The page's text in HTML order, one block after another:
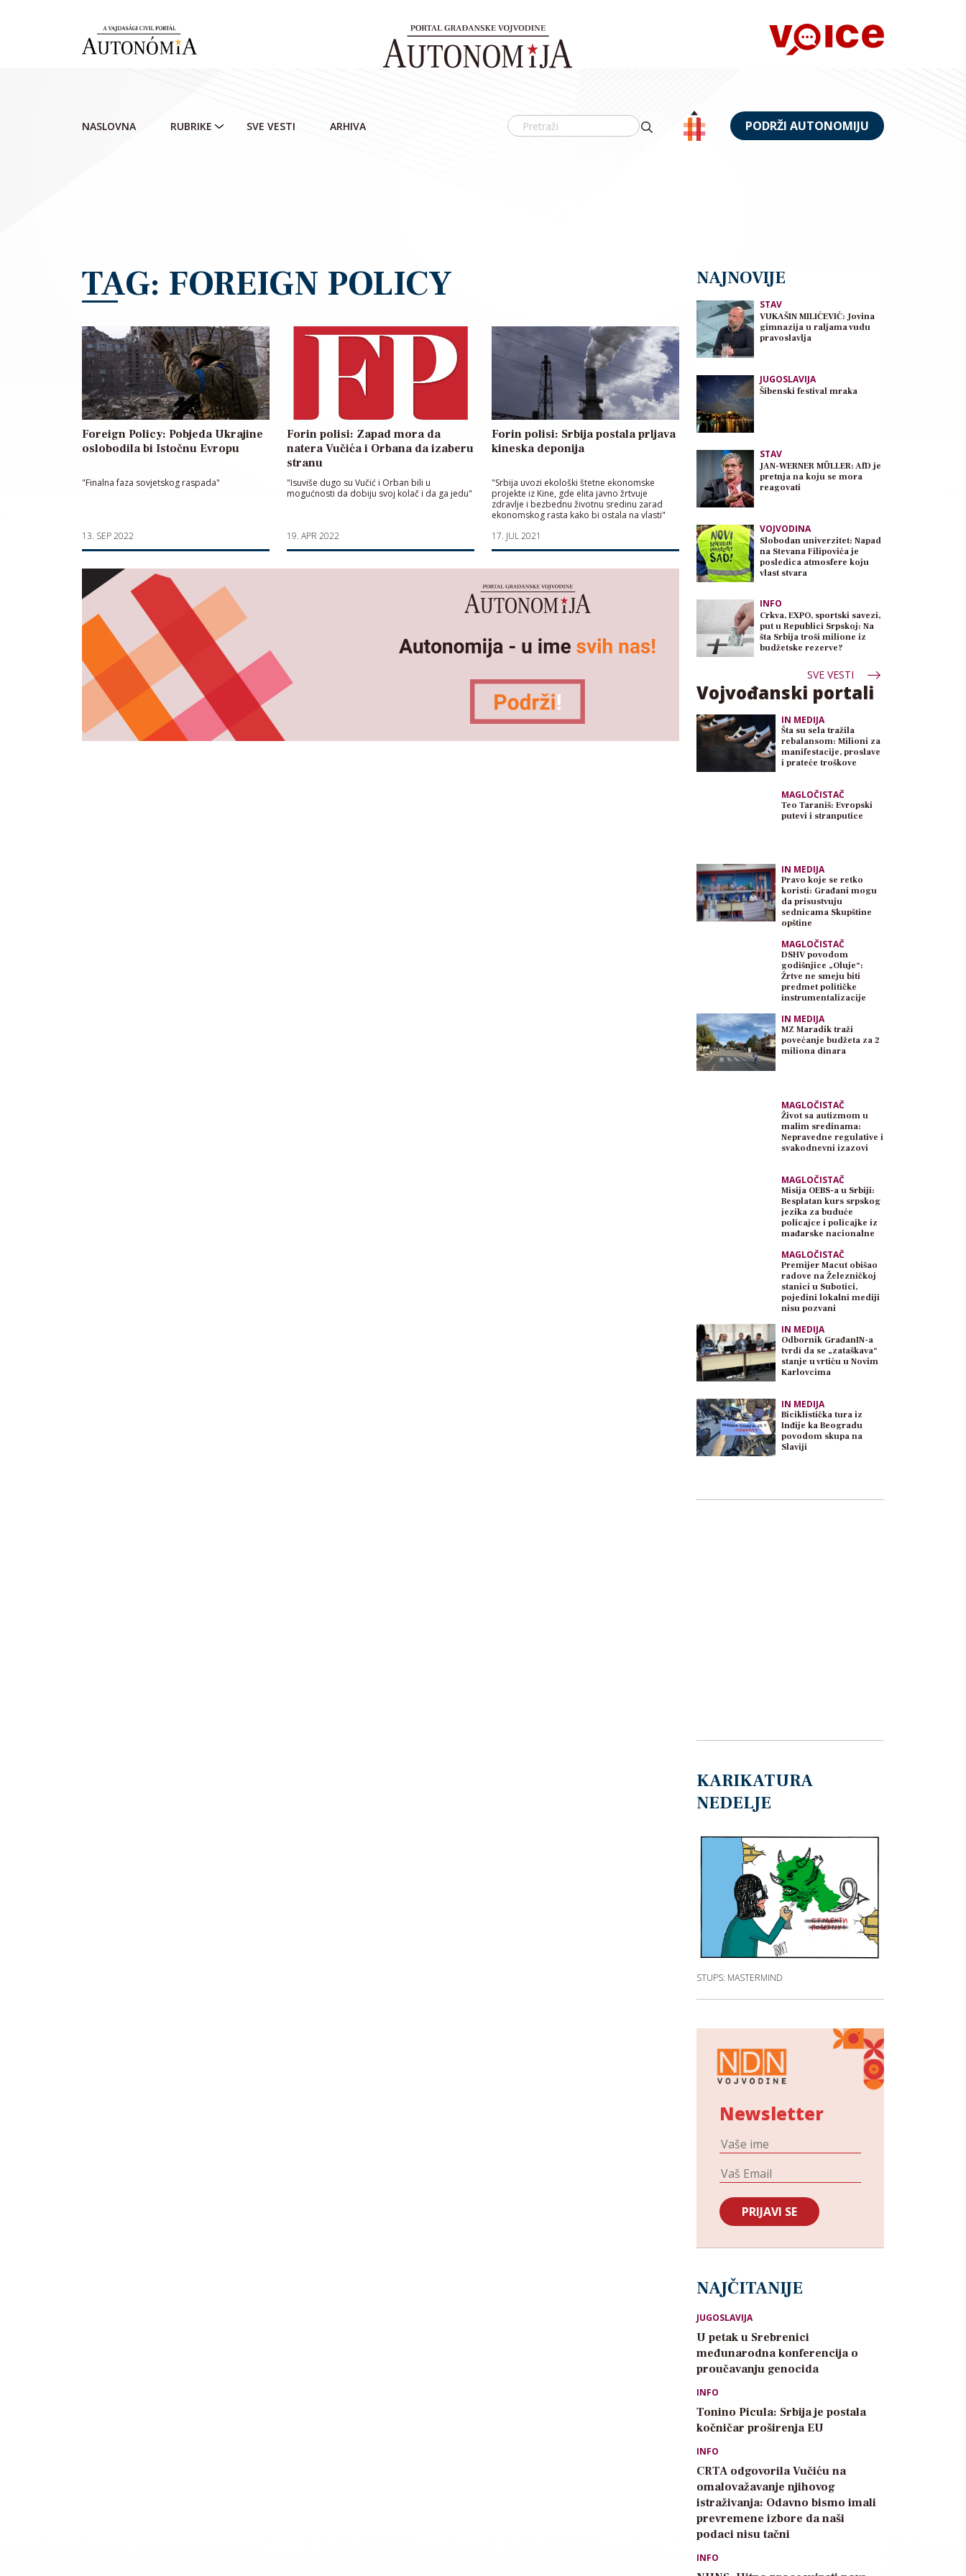
NASLOVNA RUBRIKE SVE VESTI ARHIVA PODRŽI AUTONOMIJU
TAG: FOREIGN POLICY
Foreign Policy: Pobjeda Ukrajine
oslobodila bi Istočnu Evropu
"Finalna faza sovjetskog raspada"
13. SEP 2022
Forin polisi: Zapad mora da
natera Vučića i Orbana da izaberu
stranu
"Isuviše dugo su Vučić i Orban bili u
mogućnosti da dobiju svoj kolač i da ga jedu"
19. APR 2022
Forin polisi: Srbija postala prljava
kineska deponija
"Srbija uvozi ekološki štetne ekonomske
projekte iz Kine, gde elita javno žrtvuje
zdravlje i bezbednu životnu sredinu zarad
ekonomskog rasta kako bi ostala na vlasti"
17. JUL 2021
NAJNOVIJE
STAV
VUKAŠIN MILIĆEVIĆ: Jovina
gimnazija u raljama vudu
pravoslavlja
JUGOSLAVIJA
Šibenski festival mraka
STAV
JAN-WERNER MÜLLER: AfD je
pretnja na koju se mora
reagovati
VOJVODINA
Slobodan univerzitet: Napad
na Stevana Filipovića je
posledica atmosfere koju
vlast stvara
INFO
Crkva, EXPO, sportski savezi,
put u Republici Srpskoj: Na
šta Srbija troši milione iz
budžetske rezerve?
SVE VESTI
Vojvođanski portali
IN MEDIJA
Šta su sela tražila
rebalansom: Milioni za
manifestacije, proslave
i prateće troškove
MAGLOČISTAČ
Teo Taraniš: Evropski
putevi i stranputice
IN MEDIJA
Pravo koje se retko
koristi: Građani mogu
da prisustvuju
sednicama Skupštine
opštine
MAGLOČISTAČ
DSHV povodom
godišnjice „Oluje“:
Žrtve ne smeju biti
predmet političke
instrumentalizacije
IN MEDIJA
MZ Maradik traži
povećanje budžeta za 2
miliona dinara
MAGLOČISTAČ
Život sa autizmom u
malim sredinama:
Nepravedne regulative i
svakodnevni izazovi
MAGLOČISTAČ
Misija OEBS-a u Srbiji:
Besplatan kurs srpskog
jezika za buduće
policajce i policajke iz
mađarske nacionalne
MAGLOČISTAČ
Premijer Macut obišao
radove na Železničkoj
stanici u Subotici,
pojedini lokalni mediji
nisu pozvani
IN MEDIJA
Odbornik GrađanIN-a
tvrdi da se „zataškava“
stanje u vrtiću u Novim
Karlovcima
IN MEDIJA
Biciklistička tura iz
Inđije ka Beogradu
povodom skupa na
Slaviji
KARIKATURA
NEDELJE
STUPS: MASTERMIND
Newsletter
NAJČITANIJE
JUGOSLAVIJA
U petak u Srebrenici
međunarodna konferencija o
proučavanju genocida
INFO
Tonino Picula: Srbija je postala
kočničar proširenja EU
INFO
CRTA odgovorila Vučiću na
omalovažavanje njihovog
istraživanja: Odavno bismo imali
prevremene izbore da naši
podaci nisu tačni
INFO